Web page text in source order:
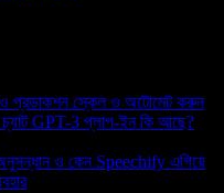
প্রডাকশন স্কেল ও অটোমেট করুন
GPT-3 প্লাগ-ইন কি আছে?
ও কেন Speechify এগিয়ে